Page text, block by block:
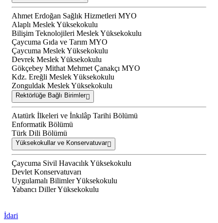
Ahmet Erdoğan Sağlık Hizmetleri MYO
Alaplı Meslek Yüksekokulu
Bilişim Teknolojileri Meslek Yüksekokulu
Çaycuma Gıda ve Tarım MYO
Çaycuma Meslek Yüksekokulu
Devrek Meslek Yüksekokulu
Gökçebey Mithat Mehmet Çanakçı MYO
Kdz. Ereğli Meslek Yüksekokulu
Zonguldak Meslek Yüksekokulu
Rektörlüğe Bağlı Birimler
Atatürk İlkeleri ve İnkılâp Tarihi Bölümü
Enformatik Bölümü
Türk Dili Bölümü
Yüksekokullar ve Konservatuvar
Çaycuma Sivil Havacılık Yüksekokulu
Devlet Konservatuvarı
Uygulamalı Bilimler Yüksekokulu
Yabancı Diller Yüksekokulu
İdari